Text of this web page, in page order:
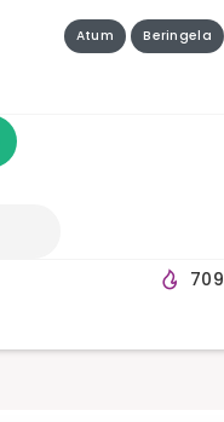
Atum Beringela
709